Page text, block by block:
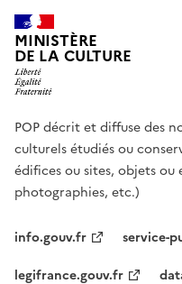
MINISTÈRE
DE LA CULTURE
POP décrit et diffuse des
culturels étudiés ou
édifices ou sites, objets ou
photographies, etc.)
info.gouv.fr
service-
legifrance.gouv.fr